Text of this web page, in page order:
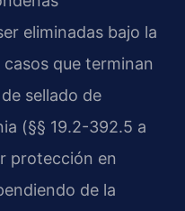
eliminadas bajo la
que terminan
sellado de
(§§ 19.2-392.5 a
protección en
de la